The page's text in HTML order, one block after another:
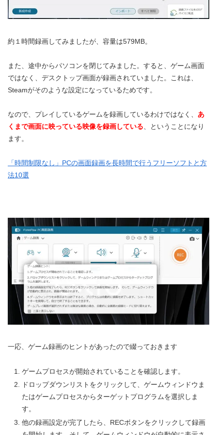
約１時間録画してみましたが、容量は579MB。
また、途中からパソコンを閉じてみました。すると、ゲーム画面
ではなく、デスクトップ画面が録画されていました。これは、
Steamがそのような設定になっているためです。
なので、プレイしているゲームを録画しているわけではなく、 あ
くまで画面に映っている映像を録画している 、ということになり
ます。
「時間制限なし」PCの画面録画を長時間で行うフリーソフトと方
法10選
一応、ゲーム録画のヒントがあったので綴っておきます
ゲームプロセスが開始されていることを確認します。
ドロップダウンリストをクリックして、ゲームウィンドウま
たはゲームプロセスからターゲットプログラムを選択しま
す。
他の録画設定が完了したら、RECボタンをクリックして録画